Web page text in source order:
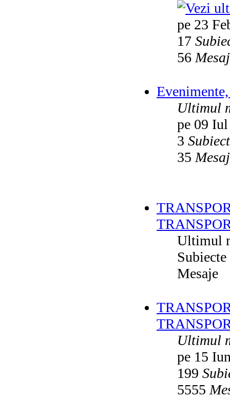
pe 23
17
56
Ultimul
pe 09
3
35
Ultimul
Subiecte
Mesaje
Ultimul
pe 15
199
5555